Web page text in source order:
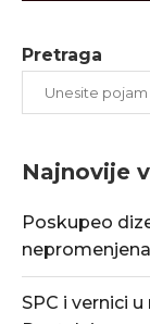
Pretraga
Najnovije
Poskupeo
nepromenjena
SPC i vernici